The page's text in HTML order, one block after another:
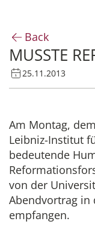
Institute
Administration
Research
Fellowship and
Publications of
Back
MUSSTE
25.11.2013
Am Montag,
Leibniz-Institut
bedeutende
von der
Abendvortrag in
empfangen.